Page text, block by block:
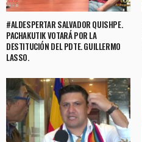
#ALDESPERTAR SALVADOR QUISHPE.
PACHAKUTIK VOTARÁ POR LA
DESTITUCIÓN DEL PDTE. GUILLERMO
LASSO.